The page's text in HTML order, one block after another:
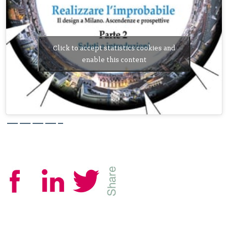
Click to accept statistics cookies and
enable this content
————–